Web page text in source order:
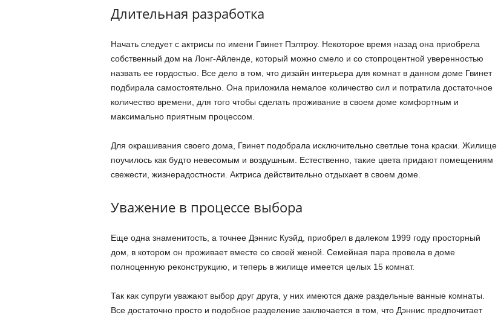
Длительная разработка
Начать следует с актрисы по имени Гвинет Пэлтроу. Некоторое время назад она приобрела
собственный дом на Лонг-Айленде, который можно смело и со стопроцентной уверенностью
назвать ее гордостью. Все дело в том, что дизайн интерьера для комнат в данном доме Гвинет
подбирала самостоятельно. Она приложила немалое количество сил и потратила достаточное
количество времени, для того чтобы сделать проживание в своем доме комфортным и
максимально приятным процессом.
Для окрашивания своего дома, Гвинет подобрала исключительно светлые тона краски. Жилище
поучилось как будто невесомым и воздушным. Естественно, такие цвета придают помещениям
свежести, жизнерадостности. Актриса действительно отдыхает в своем доме.
Уважение в процессе выбора
Еще одна знаменитость, а точнее Дэннис Куэйд, приобрел в далеком 1999 году просторный
дом, в котором он проживает вместе со своей женой. Семейная пара провела в доме
полноценную реконструкцию, и теперь в жилище имеется целых 15 комнат.
Так как супруги уважают выбор друг друга, у них имеются даже раздельные ванные комнаты.
Все достаточно просто и подобное разделение заключается в том, что Дэннис предпочитает